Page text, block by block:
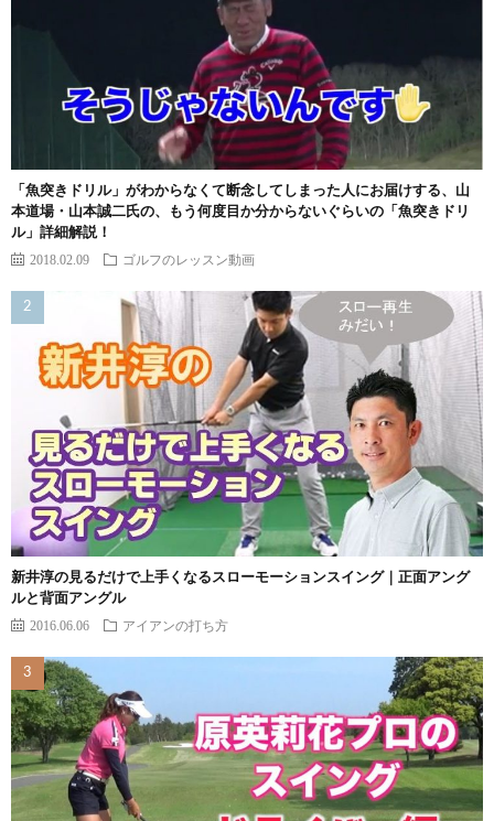
「魚突きドリル」がわからなくて断念してしまった人にお届けする、山
本道場・山本誠二氏の、もう何度目か分からないぐらいの「魚突きドリ
ル」詳細解説！
2018.02.09 ゴルフのレッスン動画
新井淳の見るだけで上手くなるスローモーションスイング｜正面アング
ルと背面アングル
2016.06.06 アイアンの打ち方